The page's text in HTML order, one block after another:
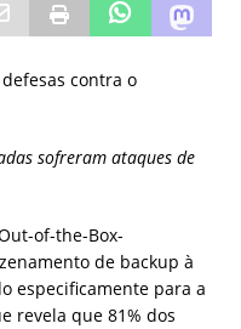
contra o
sofreram ataques de
of-the-Box-
de backup à
especificamente para a
revela que 81% dos